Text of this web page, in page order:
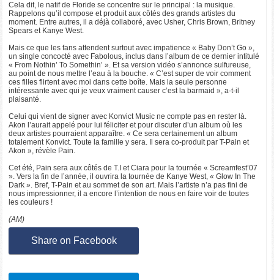
Cela dit, le natif de Floride se concentre sur le principal : la musique.
Rappelons qu’il compose et produit aux côtés des grands artistes du
moment. Entre autres, il a déjà collaboré, avec Usher, Chris Brown, Britney
Spears et Kanye West.
Mais ce que les fans attendent surtout avec impatience « Baby Don’t Go »,
un single concocté avec Fabolous, inclus dans l’album de ce dernier intitulé
« From Nothin’ To Somethin’ ». Et sa version vidéo s’annonce sulfureuse,
au point de nous mettre l’eau à la bouche. « C’est super de voir comment
ces filles flirtent avec moi dans cette boîte. Mais la seule personne
intéressante avec qui je veux vraiment causer c’est la barmaid », a-t-il
plaisanté.
Celui qui vient de signer avec Konvict Music ne compte pas en rester là.
Akon l’aurait appelé pour lui féliciter et pour discuter d’un album où les
deux artistes pourraient apparaître. « Ce sera certainement un album
totalement Konvict. Toute la famille y sera. Il sera co-produit par T-Pain et
Akon », révèle Pain.
Cet été, Pain sera aux côtés de T.I et Ciara pour la tournée « Screamfest’07
». Vers la fin de l’année, il ouvrira la tournée de Kanye West, « Glow In The
Dark ». Bref, T-Pain et au sommet de son art. Mais l’artiste n’a pas fini de
nous impressionner, il a encore l’intention de nous en faire voir de toutes
les couleurs !
(AM)
Share on Facebook